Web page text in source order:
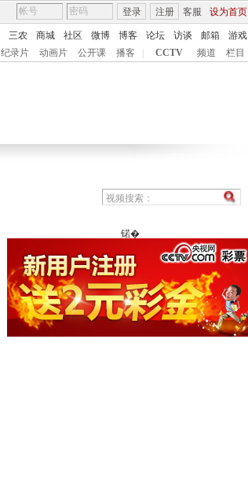
客服 设为首页
登录 注册
三农 商城 社区 微博 博客 论坛 访谈 邮箱
游戏
纪录片 动画片 公开课 播客 CCTV 频道 栏目
锘�